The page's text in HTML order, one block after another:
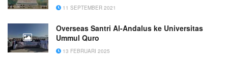
11 SEPTEMBER 2021
Overseas Santri Al-Andalus ke Universitas
Ummul Quro
13 FEBRUARI 2025